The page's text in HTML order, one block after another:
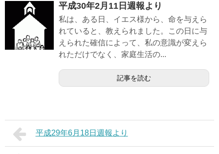
平成30年2月11日週報より
私は、ある日、イエス様から、命を与えら
れていると、教えられました。この日に与
えられた確信によって、私の意識が変えら
れただけでなく、家庭生活の...
記事を読む
平成29年6月18日週報より